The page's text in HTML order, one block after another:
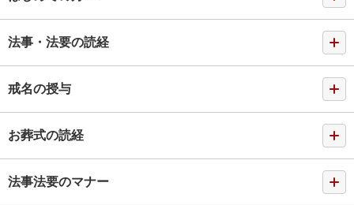
法事・法要の読経
戒名の授与
お葬式の読経
法事法要のマナー